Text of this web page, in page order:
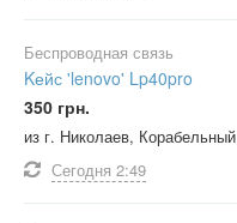
Беспроводная связь
Kейс 'lenovo' Lp40pro
350 грн.
из г. Николаев, Корабельный
Сегодня 2:49